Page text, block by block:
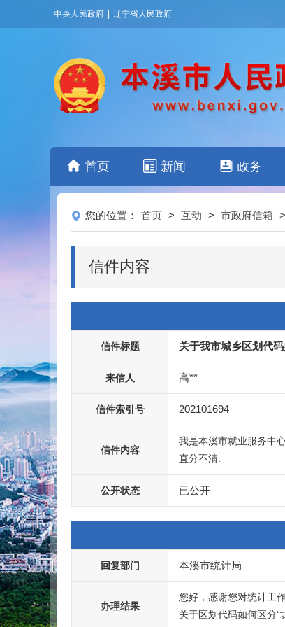
中央人民政府 辽宁省人民政府
首页 新闻 政务
您的位置： 首页 > 互动 > 市政府信箱
信件内容
信件标题 关于我市城乡区划代
来信人 高**
信件索引号 202101694
信件内容
我是本溪市就业服务中
直分不清.
公开状态 已公开
回复部门 本溪市统计局
办理结果
您好，感谢您对统计工
关于区划代码如何区分